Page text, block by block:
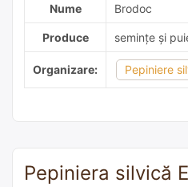
Nume Brodoc
Produce semințe și
Organizare: Pepiniere
Pepiniera silvică